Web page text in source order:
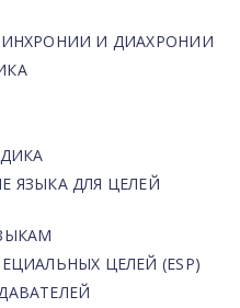
И ДИАХРОНИИ
ЯЗЫКА ДЛЯ ЦЕЛЕЙ
ЦЕЛЕЙ (ESP)